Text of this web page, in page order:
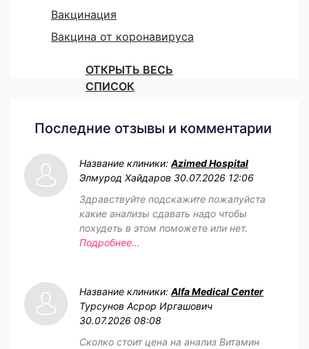
Вакцинация
Вакцина от коронавируса
ОТКРЫТЬ ВЕСЬ
СПИСОК
Последние отзывы и комментарии
Название клиники:Azimed Hospital
Элмурод Хайдаров 30.07.2026 12:06
Здравствуйте подскажите пожалуйста
какие анализы сдавать надо чтобы
похудеть в этом поможете или нет.
Подробнее...
Название клиники:Alfa Medical Center
Турсунов Асрор Иргашович
30.07.2026 08:08
Сколко стоит цена на анализ Витамин